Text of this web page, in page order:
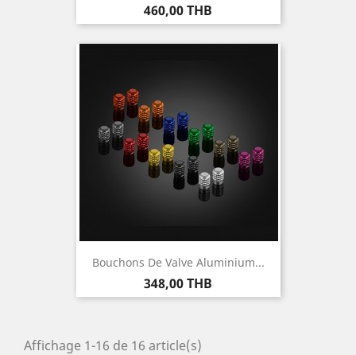
Prix
460,00 THB
Bouchons De Valve Aluminium...
Prix
348,00 THB
Affichage 1-16 de 16 article(s)